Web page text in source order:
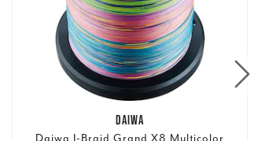
DAIWA